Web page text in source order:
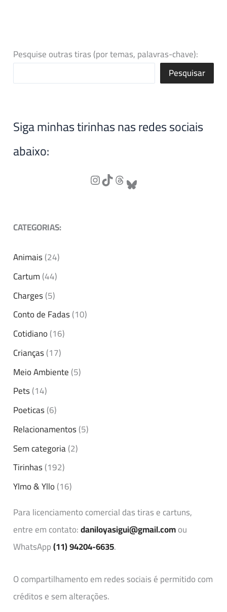
Pesquise outras tiras (por temas, palavras-chave):
Pesquisar
Siga minhas tirinhas nas redes sociais
abaixo:
CATEGORIAS:
Animais(24)
Cartum(44)
Charges(5)
Conto de Fadas(10)
Cotidiano(16)
Crianças(17)
Meio Ambiente(5)
Pets(14)
Poeticas(6)
Relacionamentos(5)
Sem categoria(2)
Tirinhas(192)
Ylmo & Yllo(16)
Para licenciamento comercial das tiras e cartuns,
entre em contato:daniloyasigui@gmail.comou
WhatsApp(11) 94204-6635.
O compartilhamento em redes sociais é permitido com
créditos e sem alterações.